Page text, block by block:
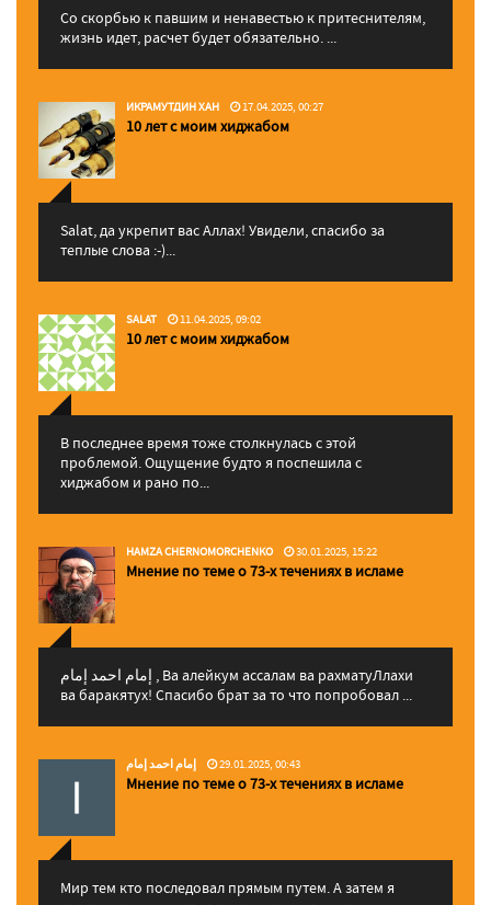
Со скорбью к павшим и ненавестью к притеснителям,
жизнь идет, расчет будет обязательно. ...
ИКРАМУТДИН ХАН 17.04.2025, 00:27
10 лет с моим хиджабом
Salat, да укрепит вас Аллаx! Увидели, спасибо за
теплые слова :-)...
SALAT 11.04.2025, 09:02
10 лет с моим хиджабом
В последнее время тоже столкнулась с этой
проблемой. Ощущение будто я поспешила с
хиджабом и рано по...
HAMZA CHERNOMORCHENKO 30.01.2025, 15:22
Мнение по теме о 73-х течениях в исламе
إمام احمد إمام , Ва алейкум ассалам ва рахматуЛлахи
ва баракятух! Спасибо брат за то что попробовал ...
إمام احمد إمام 29.01.2025, 00:43
Мнение по теме о 73-х течениях в исламе
Мир тем кто последовал прямым путем. А затем я